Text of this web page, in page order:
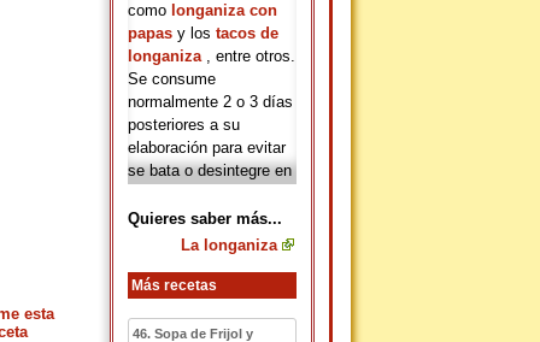
como longaniza con
papas y los tacos de
longaniza , entre otros.
Se consume
normalmente 2 o 3 días
posteriores a su
elaboración para evitar
se bata o desintegre en
número de grasas. El
Estado de México es
elaboración y difusión
las carreteras se vende!
Quieres saber más...
La longaniza
Más recetas
46. Sopa de Frijol y
esta